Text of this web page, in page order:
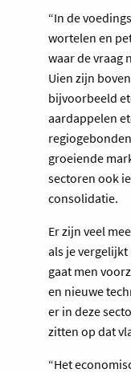
“In de
wortelen en
waar de vraag
Uien zijn
bijvoorbeeld
aardappelen
groeiende
sectoren ook
consolidatie.
Er zijn veel
als je
gaat men
en nieuwe
er in deze
zitten op dat
“Het